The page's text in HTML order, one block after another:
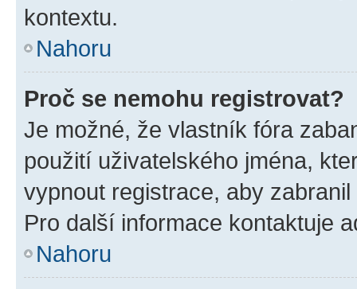
kontextu.
Nahoru
Proč se nemohu registrovat?
Je možné, že vlastník fóra
použití uživatelského jména,
vypnout registrace, aby
Pro další informace kontaktuje
Nahoru